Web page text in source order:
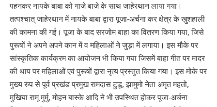
पहनकर नायके बाबा को गाजे बाजे के साथ जाहेरथान लाया गया।
तत्पश्चात् जाहेरथान में नायके बाबा द्वारा पूजा-अर्चना कर क्षेत्र के खुशहाली
की कामना की गई। पूजा के बाद सरजोम बाहा का वितरण किया गया, जिसे
पुरूषों ने अपने अपने कान में व महिलाओं ने जुड़ा में लगाया। इस मौके पर
सांस्कृतिक कार्यक्रम का आयोजन भी किया गया जिसमें बाहा गीत पर मादर
की थाप पर महिलाओं एवं पुरूषों द्वारा नृत्य प्रस्तुत किया गया। इस मोके पर
मुख्य रुप से पूर्व प्रखंड प्रमुख रामदास टुडू, झामुमो नेता अमृत महतो,
मुखिया रामू मुर्मु, मोहन बास्के आदि ने भी उपस्थित होकर पूजा-अर्चना